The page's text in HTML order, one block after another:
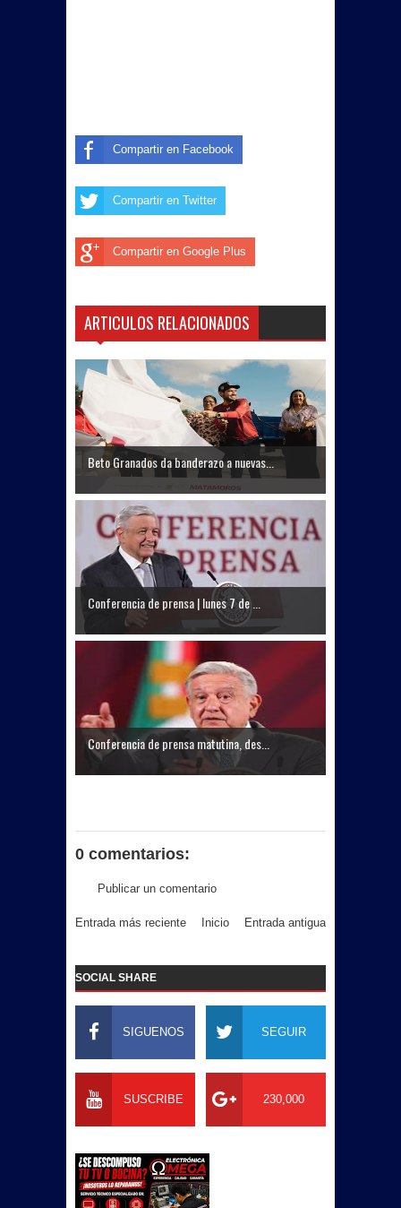
Compartir en Facebook
Compartir en Twitter
Compartir en Google Plus
ARTICULOS RELACIONADOS
Beto Granados da banderazo a nuevas...
Conferencia de prensa | lunes 7 de ...
Conferencia de prensa matutina, des...
0 comentarios:
Publicar un comentario
Entrada más reciente Entrada antigua
Inicio
SOCIAL SHARE
SIGUENOS SEGUIR
SUSCRIBE 230,000